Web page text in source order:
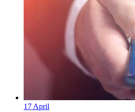
17 April